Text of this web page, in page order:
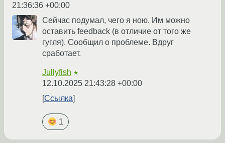
21:36:36 +00:00
Сейчас подумал, чего я ною. Им можно
оставить feedback (в отличие от того же
гугля). Сообщил о проблеме. Вдруг
сработает.
Jullyfish ★
12.10.2025 21:43:28 +00:00
Ссылка
1